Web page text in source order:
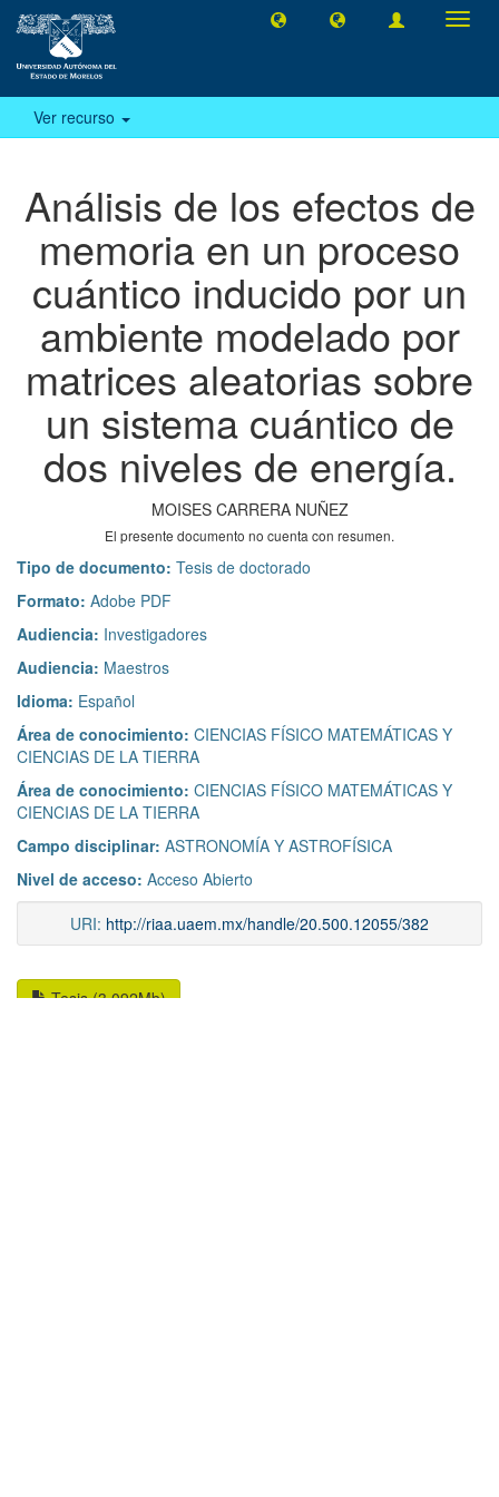
Ver recurso
Análisis de los efectos de
memoria en un proceso
cuántico inducido por un
ambiente modelado por
matrices aleatorias sobre
un sistema cuántico de
dos niveles de energía.
MOISES CARRERA NUÑEZ
El presente documento no cuenta con resumen.
Tipo de documento: Tesis de doctorado
Formato: Adobe PDF
Audiencia: Investigadores
Audiencia: Maestros
Idioma: Español
Área de conocimiento: CIENCIAS FÍSICO MATEMÁTICAS Y
CIENCIAS DE LA TIERRA
Área de conocimiento: CIENCIAS FÍSICO MATEMÁTICAS Y
CIENCIAS DE LA TIERRA
Campo disciplinar: ASTRONOMÍA Y ASTROFÍSICA
Nivel de acceso: Acceso Abierto
URI: http://riaa.uaem.mx/handle/20.500.12055/382
Tesis (3.092Mb)